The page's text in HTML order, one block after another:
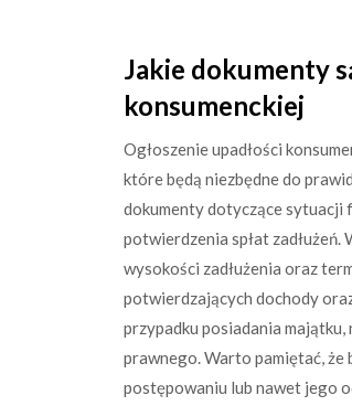
Jakie dokumenty
konsumenckiej
Ogłoszenie upadłości
które będą niezbędne do
dokumenty dotyczące sytuacji
potwierdzenia spłat
wysokości zadłużenia oraz
potwierdzających dochody
przypadku posiadania
prawnego. Warto pamiętać,
postępowaniu lub nawet jego